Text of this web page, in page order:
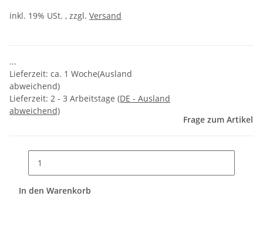
inkl. 19% USt. , zzgl. Versand
...
Lieferzeit: ca. 1 Woche(Ausland
abweichend)
Lieferzeit: 2 - 3 Arbeitstage (DE - Ausland
abweichend)
Frage zum Artikel
In den Warenkorb